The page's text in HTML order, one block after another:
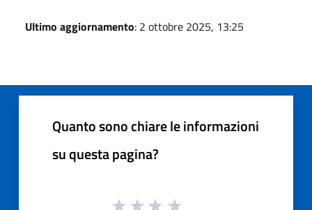
Ultimo aggiornamento: 2 ottobre 2025, 13:25
Quanto sono chiare le informazioni
su questa pagina?